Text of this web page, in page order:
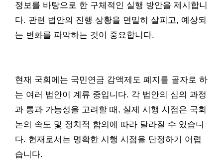
정보를 바탕으로 한 구체적인 실행 방안을 제시합니
다. 관련 법안의 진행 상황을 면밀히 살피고, 예상되
는 변화를 파악하는 것이 중요합니다.
현재 국회에는 국민연금 감액제도 폐지를 골자로 하
는 여러 법안이 계류 중입니다. 각 법안의 심의 과정
과 통과 가능성을 고려할 때, 실제 시행 시점은 국회
논의 속도 및 정치적 합의에 따라 달라질 수 있습니
다. 현재로서는 명확한 시행 시점을 단정하기 어렵
습니다.